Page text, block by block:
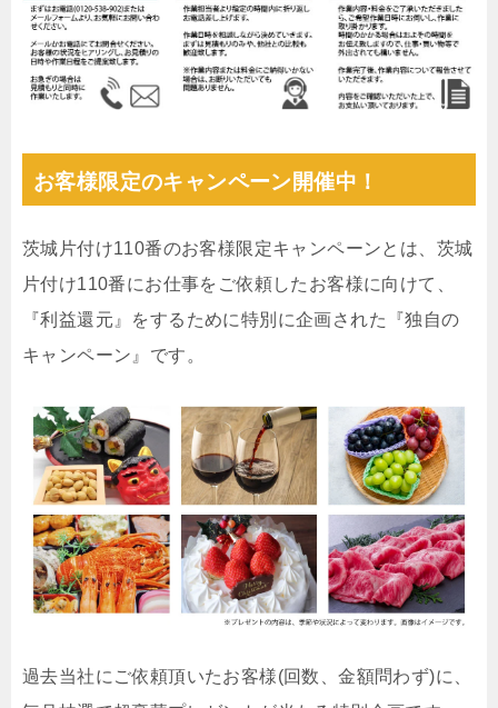
お客様限定のキャンペーン開催中！
茨城片付け110番のお客様限定キャンペーンとは、茨城
片付け110番にお仕事をご依頼したお客様に向けて、
『利益還元』をするために特別に企画された『独自の
キャンペーン』です。
過去当社にご依頼頂いたお客様(回数、金額問わず)に、